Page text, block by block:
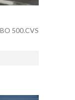
500.CVS